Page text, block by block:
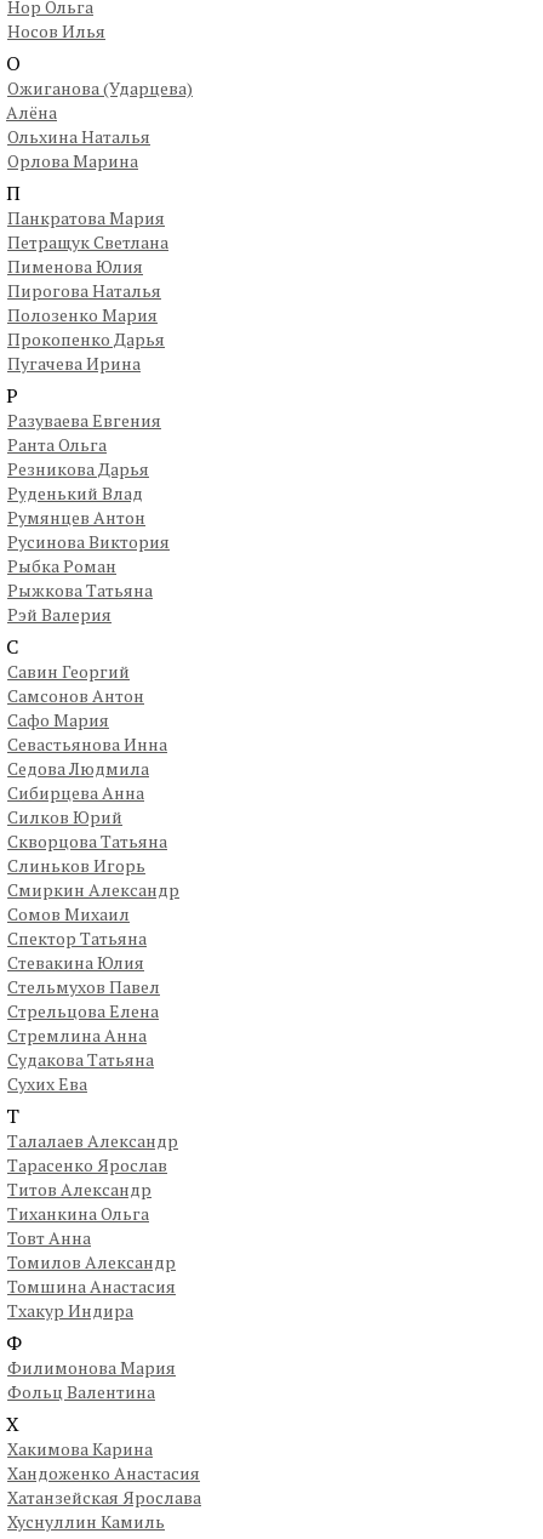
Нор Ольга
Носов Илья
О
Ожиганова (Ударцева)
Алёна
Ольхина Наталья
Орлова Марина
П
Панкратова Мария
Петращук Светлана
Пименова Юлия
Пирогова Наталья
Полозенко Мария
Прокопенко Дарья
Пугачева Ирина
Р
Разуваева Евгения
Ранта Ольга
Резникова Дарья
Руденький Влад
Румянцев Антон
Русинова Виктория
Рыбка Роман
Рыжкова Татьяна
Рэй Валерия
С
Савин Георгий
Самсонов Антон
Сафо Мария
Севастьянова Инна
Седова Людмила
Сибирцева Анна
Силков Юрий
Скворцова Татьяна
Слиньков Игорь
Смиркин Александр
Сомов Михаил
Спектор Татьяна
Стевакина Юлия
Стельмухов Павел
Стрельцова Елена
Стремлина Анна
Судакова Татьяна
Сухих Ева
Т
Талалаев Александр
Тарасенко Ярослав
Титов Александр
Тиханкина Ольга
Товт Анна
Томилов Александр
Томшина Анастасия
Тхакур Индира
Ф
Филимонова Мария
Фольц Валентина
Х
Хакимова Карина
Хандоженко Анастасия
Хатанзейская Ярослава
Хуснуллин Камиль